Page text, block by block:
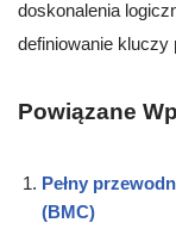
doskonalenia
definiowanie kluczy
Powiązane
Pełny
(BMC)